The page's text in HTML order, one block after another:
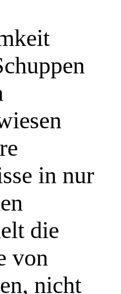
in nur
die
von
nicht